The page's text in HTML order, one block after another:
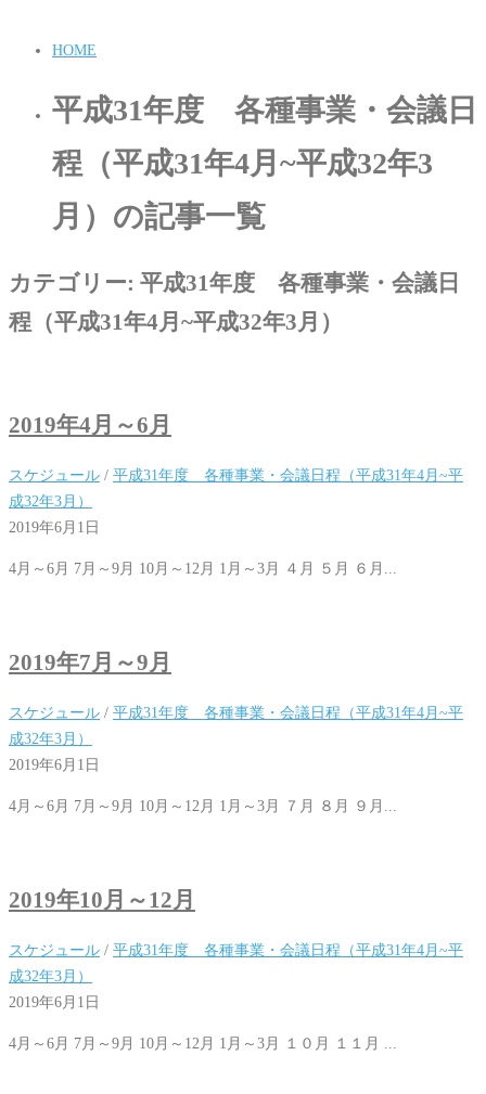
HOME
平成31年度 各種事業・会議日
程（平成31年4月~平成32年3
月）の記事一覧
カテゴリー: 平成31年度 各種事業・会議日
程（平成31年4月~平成32年3月）
2019年4月～6月
スケジュール / 平成31年度 各種事業・会議日程（平成31年4月~平
成32年3月）
2019年6月1日
4月～6月 7月～9月 10月～12月 1月～3月 ４月 ５月 ６月...
2019年7月～9月
スケジュール / 平成31年度 各種事業・会議日程（平成31年4月~平
成32年3月）
2019年6月1日
4月～6月 7月～9月 10月～12月 1月～3月 ７月 ８月 ９月...
2019年10月～12月
スケジュール / 平成31年度 各種事業・会議日程（平成31年4月~平
成32年3月）
2019年6月1日
4月～6月 7月～9月 10月～12月 1月～3月 １０月 １１月 ...